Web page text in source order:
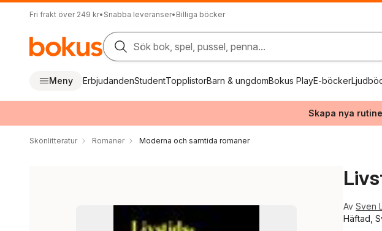
Fri frakt över 249 kr• Snabba leveranser• Billiga böcker
Sök bok, spel, pussel, penna...
Meny ErbjudandenStudentTopplistorBarn & ungdomBokus PlayE-böcker
Skapa nya
Skönlitteratur Romaner Moderna och samtida romaner
Av Sven
Häftad,